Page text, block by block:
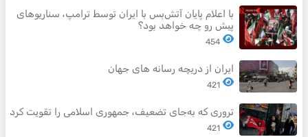
با اعلام پایان آتش‌بس با ایران توسط ترامپ، سناریوهای
پیش رو چه خواهد بود؟
454
ایران از دریچه رسانه های جهان
421
تروری که به‌جای تضعیف، جمهوری اسلامی را تقویت کرد
421